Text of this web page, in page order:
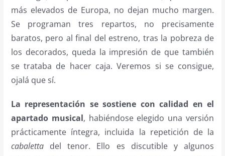
más elevados de Europa, no dejan mucho margen.
Se programan tres repartos, no precisamente
baratos, pero al final del estreno, tras la pobreza de
los decorados, queda la impresión de que también
se trataba de hacer caja. Veremos si se consigue,
ojalá que sí.
La representación se sostiene con calidad en el
apartado musical, habiéndose elegido una versión
prácticamente íntegra, incluida la repetición de la
cabalettadel tenor. Ello es discutible y algunos